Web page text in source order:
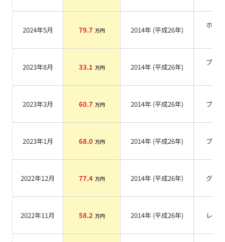
2024年5月 79.7 万円 2014年 (平成26年)
ホワ
2023年8月 33.1 万円 2014年 (平成26年)
ブラ
2023年3月 60.7 万円 2014年 (平成26年) ブルー
2023年1月 68.0 万円 2014年 (平成26年) ブルー
2022年12月 77.4 万円 2014年 (平成26年) グレー
2022年11月 58.2 万円 2014年 (平成26年) レッド